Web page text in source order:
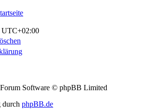
UTC+02:00
Software © phpBB Limited
durch phpBB.de